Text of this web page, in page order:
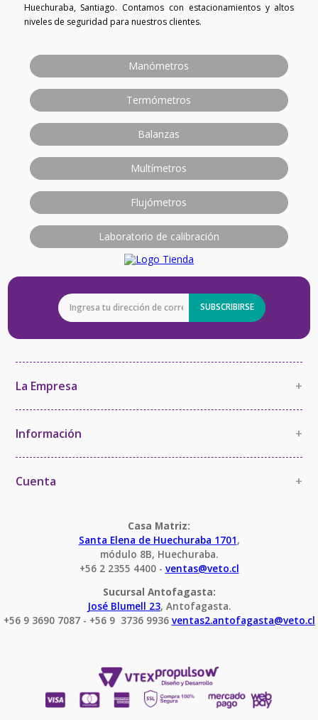
Huechuraba, Santiago. Contamos con estacionamientos y altos
niveles de seguridad para nuestros clientes.
Manómetros
Termómetros
Balanzas
Multímetros
Flujómetros
Laboratorio de calibración
SUBSCRIBIRSE
La Empresa +
Política de Imparcialidad y Confidencialidad
Certificaciones y Acreditaciones
Información +
Términos y Condiciones
Cuenta +
Casa Matriz:
Santa Elena de Huechuraba 1701,
módulo 8B, Huechuraba.
+56 2 2355 4400 - ventas@veto.cl
Sucursal Antofagasta:
José Blumell 23, Antofagasta.
+56 9 3690 7087 - +56 9  3736 9936 ventas2.antofagasta@veto.cl